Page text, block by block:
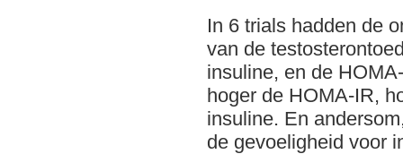
In 6 trials hadden de
van de
insuline, en de
hoger de HOMA-IR,
insuline. En
de gevoeligheid voor